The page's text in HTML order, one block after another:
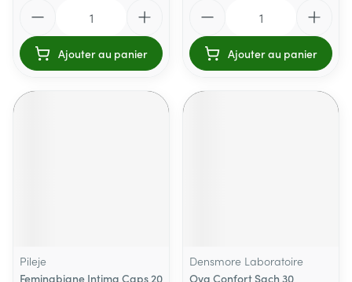
Ajouter au panier Ajouter au panier
Pileje
Feminabiane Intima Caps 20
Densmore Laboratoire
Ova Confort Sach 30